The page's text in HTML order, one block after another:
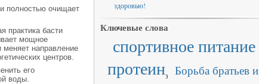
полностью очищает
практика басти
мощное
меняет направление
центров.
его
воды.
здоровью!
Ключевые слова
спортивное питание
протеин3
Борьба братьев и